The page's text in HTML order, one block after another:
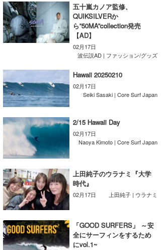
五十嵐カノア監修、
QUIKSILVERか
ら”50MA”collection発売
【AD】
02月17日
波伝説AD | ファッション/グッズ
Hawaii 20250210
02月17日
Seiki Sasaki | Core Surf Japan
2/15 Hawaii Day
02月17日
Naoya Kimoto | Core Surf Japan
上田純子のウラナミ『大学
時代』
02月17日 上田純子 | ウラナミ
「GOOD SURFERS」 ～安
全にサーフィンをするため
にvol.1~
千葉南
大阪
沖縄
VOTE!
サーファーズ
ライター/寄稿メディア
Core Surf Japan
Naoya Kimoto
Yasunari Inoue
メディア
Colors MAGAZINE
波伝説アンバサダー/プロライダー
福島寿実子
波伝説スタッフ